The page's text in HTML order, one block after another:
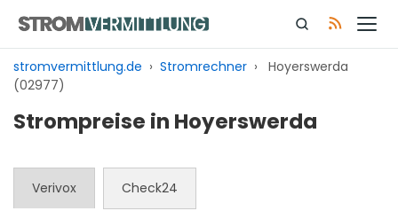
Inhalt
springen
stromvermittlung.de › Stromrechner › Hoyerswerda
(02977)
Strompreise in Hoyerswerda
Verivox Check24